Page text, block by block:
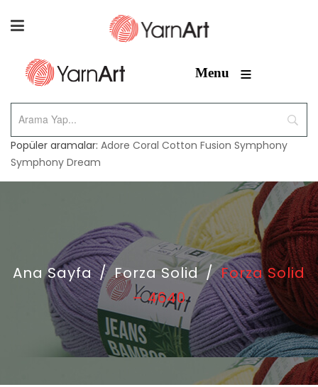
Menu ≡
Popüler aramalar: Adore Coral Cotton Fusion Symphony
Symphony Dream
Ana Sayfa / Forza Solid / Forza Solid
– 4640